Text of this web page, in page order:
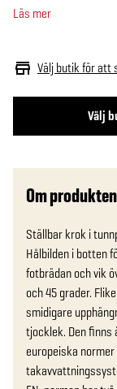
Välj
Välj butik för att
Läs mer
Om produkten
Ställbar krok i
Hålbilden i botten
fotbrädan och vik
och 45 grader.
smidigare
tjocklek. Den finns
europeiska